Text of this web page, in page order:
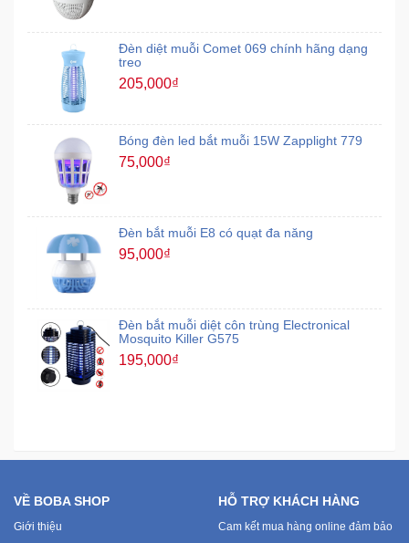
Đèn diệt muỗi Comet 069 chính hãng dạng
treo
205,000₫
Bóng đèn led bắt muỗi 15W Zapplight 779
75,000₫
Đèn bắt muỗi E8 có quạt đa năng
95,000₫
Đèn bắt muỗi diệt côn trùng Electronical
Mosquito Killer G575
195,000₫
VỀ BOBA SHOP
Giới thiệu
HỖ TRỢ KHÁCH HÀNG
Cam kết mua hàng online đảm bảo